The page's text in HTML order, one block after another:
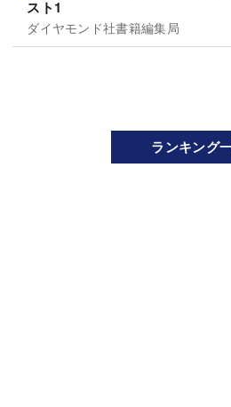
スト1
ダイヤモンド社書籍編集局
ランキング